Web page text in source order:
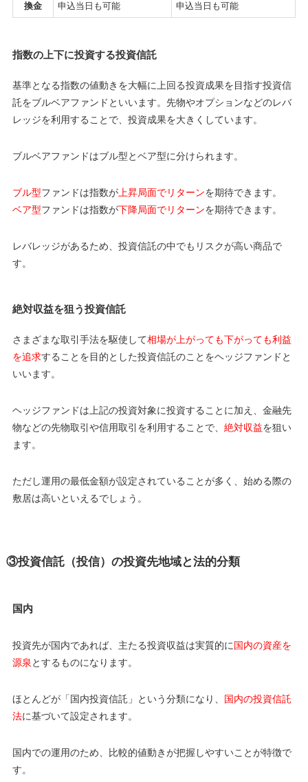
換金 申込当日も可能 申込当日も可能
指数の上下に投資する投資信託
基準となる指数の値動きを大幅に上回る投資成果を目指す投資信
託をブルベアファンドといいます。先物やオプションなどのレバ
レッジを利用することで、投資成果を大きくしています。
ブルベアファンドはブル型とベア型に分けられます。
ブル型ファンドは指数が上昇局面でリターンを期待できます。
ベア型ファンドは指数が下降局面でリターンを期待できます。
レバレッジがあるため、投資信託の中でもリスクが高い商品で
す。
絶対収益を狙う投資信託
さまざまな取引手法を駆使して相場が上がっても下がっても利益
を追求することを目的とした投資信託のことをヘッジファンドと
いいます。
ヘッジファンドは上記の投資対象に投資することに加え、金融先
物などの先物取引や信用取引を利用することで、 絶対収益を狙い
ます。
ただし運用の最低金額が設定されていることが多く、始める際の
敷居は高いといえるでしょう。
③投資信託（投信）の投資先地域と法的分類
国内
投資先が国内であれば、主たる投資収益は実質的に国内の資産を
源泉 とするものになります。
ほとんどが「国内投資信託」という分類になり、 国内の投資信託
法に基づいて設定されます。
国内での運用のため、比較的値動きが把握しやすいことが特徴で
す。